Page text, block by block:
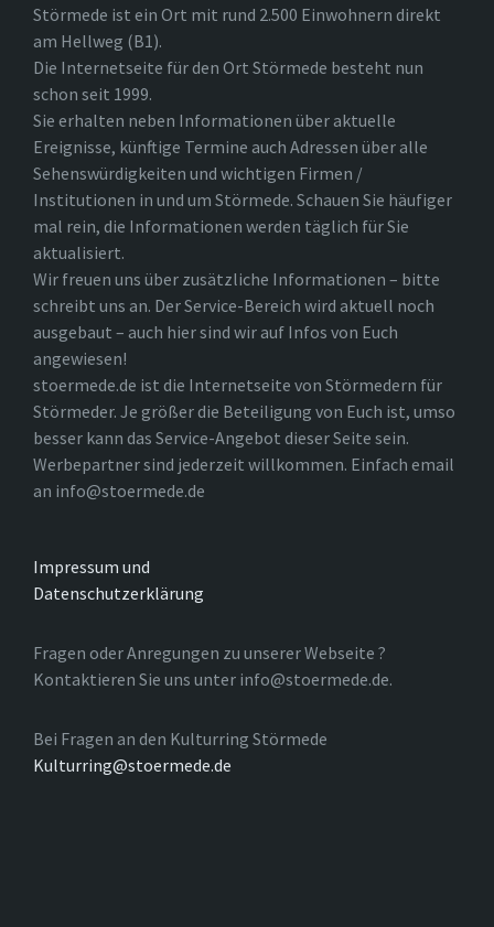
Störmede ist ein Ort mit rund 2.500 Einwohnern direkt
am Hellweg (B1).
Die Internetseite für den Ort Störmede besteht nun
schon seit 1999.
Sie erhalten neben Informationen über aktuelle
Ereignisse, künftige Termine auch Adressen über alle
Sehenswürdigkeiten und wichtigen Firmen /
Institutionen in und um Störmede. Schauen Sie häufiger
mal rein, die Informationen werden täglich für Sie
aktualisiert.
Wir freuen uns über zusätzliche Informationen – bitte
schreibt uns an. Der Service-Bereich wird aktuell noch
ausgebaut – auch hier sind wir auf Infos von Euch
angewiesen!
stoermede.de ist die Internetseite von Störmedern für
Störmeder. Je größer die Beteiligung von Euch ist, umso
besser kann das Service-Angebot dieser Seite sein.
Werbepartner sind jederzeit willkommen. Einfach email
an info@stoermede.de
Impressum und
Datenschutzerklärung
Fragen oder Anregungen zu unserer Webseite ?
Kontaktieren Sie uns unter info@stoermede.de.
Bei Fragen an den Kulturring Störmede
Kulturring@stoermede.de